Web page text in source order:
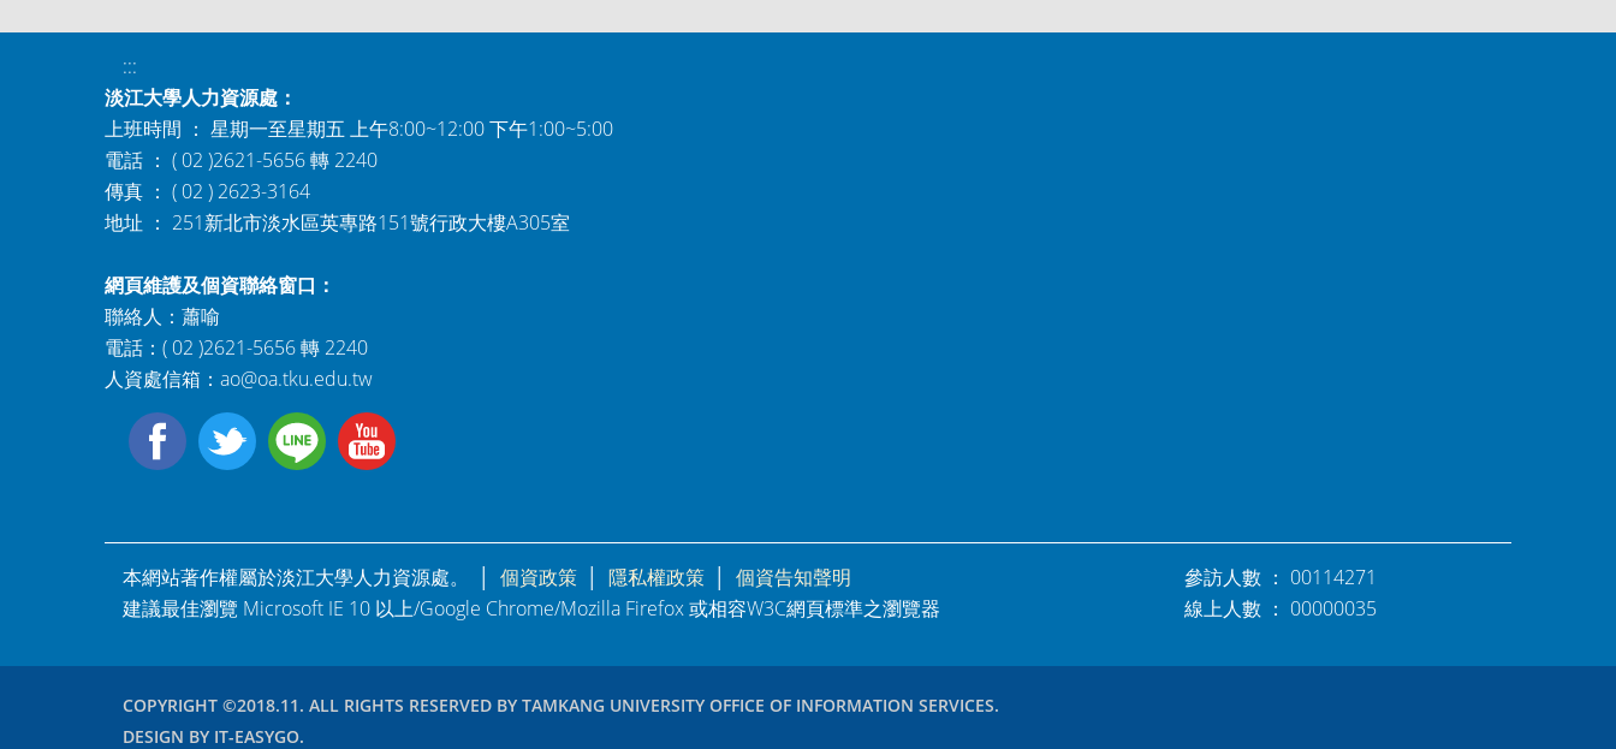
:::
淡江大學人力資源處：
上班時間 ： 星期一至星期五 上午8:00~12:00 下午1:00~5:00
電話 ： ( 02 )2621-5656 轉 2240
傳真 ： ( 02 ) 2623-3164
地址 ： 251新北市淡水區英專路151號行政大樓A305室
網頁維護及個資聯絡窗口：
聯絡人：蕭喻
電話：( 02 )2621-5656 轉 2240
人資處信箱： ao@oa.tku.edu.tw
本網站著作權屬於淡江大學人力資源處。 │ 個資政策 隱私權政策
個資告知聲明
建議最佳瀏覽 Microsoft IE 10 以上/Google Chrome/Mozilla Firefox 或相容W3C網頁標準之瀏覽器
參訪人數 ： 00114271
線上人數 ： 00000035
COPYRIGHT ©2018.11. ALL RIGHTS RESERVED BY TAMKANG UNIVERSITY OFFICE OF INFORMATION SERVICES.
DESIGN BY IT-EASYGO.